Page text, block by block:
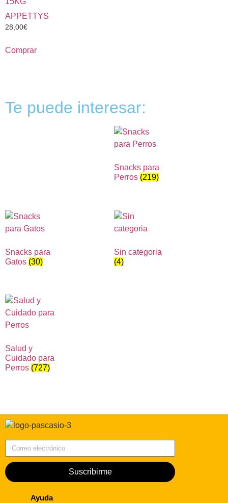
APPETTYS
28,00€
Comprar
Te puede interesar:
Snacks para
Perros (219)
Snacks para
Gatos (30)
Sin categoria
(4)
Salud y
Cuidado para
Perros (727)
Suscribirme
Ayuda